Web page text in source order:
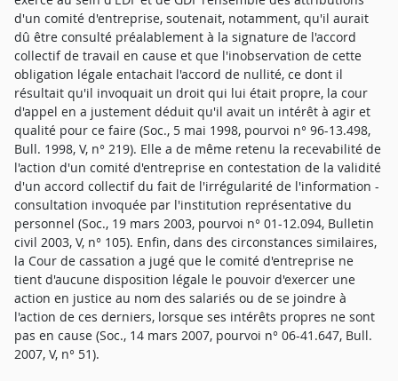
d'un comité d'entreprise, soutenait, notamment, qu'il aurait
dû être consulté préalablement à la signature de l'accord
collectif de travail en cause et que l'inobservation de cette
obligation légale entachait l'accord de nullité, ce dont il
résultait qu'il invoquait un droit qui lui était propre, la cour
d'appel en a justement déduit qu'il avait un intérêt à agir et
qualité pour ce faire (Soc., 5 mai 1998, pourvoi n° 96-13.498,
Bull. 1998, V, n° 219). Elle a de même retenu la recevabilité de
l'action d'un comité d'entreprise en contestation de la validité
d'un accord collectif du fait de l'irrégularité de l'information -
consultation invoquée par l'institution représentative du
personnel (Soc., 19 mars 2003, pourvoi n° 01-12.094, Bulletin
civil 2003, V, n° 105). Enfin, dans des circonstances similaires,
la Cour de cassation a jugé que le comité d'entreprise ne
tient d'aucune disposition légale le pouvoir d'exercer une
action en justice au nom des salariés ou de se joindre à
l'action de ces derniers, lorsque ses intérêts propres ne sont
pas en cause (Soc., 14 mars 2007, pourvoi n° 06-41.647, Bull.
2007, V, n° 51).